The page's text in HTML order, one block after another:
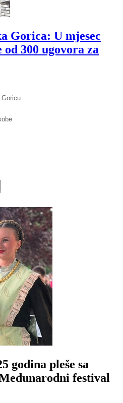
Gorica: U mjesec
od 300 ugovora za
godina pleše sa
festival